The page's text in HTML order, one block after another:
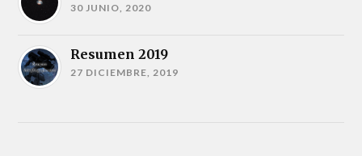
30 JUNIO, 2020
Resumen 2019
27 DICIEMBRE, 2019